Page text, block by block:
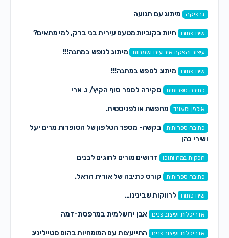
גרפיקה מיתוג עם תנועה
שיח פתוח חיות בקוביות מטעם עירית בני ברק, למי מתאים?
עיצוב והפקת אירועים ושמחות מיתוג לנופש במתנה!!!
שיח פתוח מיתוג לנופש במתנה!!!
כתיבה ספרותית סקירה לספר סוף הקיץ/ נ. ארי
אולפן וסאונד מחפשת אולפניסטית.
כתיבה ספרותית
בקשה- מספר הטלפון של הסופרות מרים יעל
ושירי כהן
הפקות במה ותוכן דרושים מורים לחוגים לבנים
כתיבה ספרותית קורס כתיבה של אורית הראל.
שיח פתוח לרווקות שבינינו…
אדריכלות ועיצוב פנים אבן ירושלמית במרפסת-דמה
אדריכלות ועיצוב פנים התייעצות עם המומחיות בהום סטייליניג